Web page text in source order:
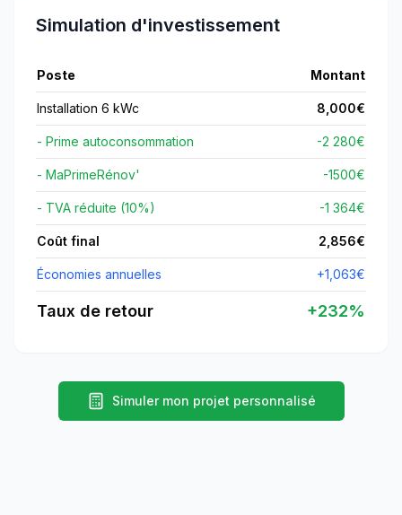
Simulation d'investissement
Poste Montant
Installation 6 kWc 8,000€
- Prime autoconsommation -2 280€
- MaPrimeRénov' -1500€
- TVA réduite (10%) -1 364€
Coût final 2,856€
Économies annuelles +1,063€
Taux de retour +232%
Simuler mon projet personnalisé